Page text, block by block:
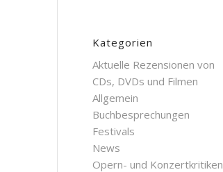
Kategorien
Aktuelle Rezensionen von
CDs, DVDs und Filmen
Allgemein
Buchbesprechungen
Festivals
News
Opern- und Konzertkritiken